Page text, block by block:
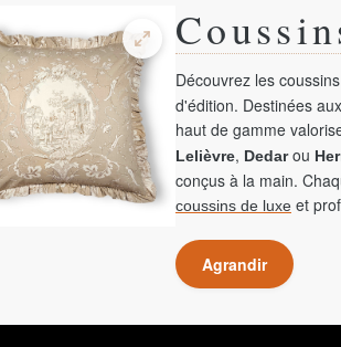
Découvrez les
d'édition. Destinées
haut de gamme
Lelièvre, Dedarou
conçus à la main.
coussins de luxe et
Agrandir